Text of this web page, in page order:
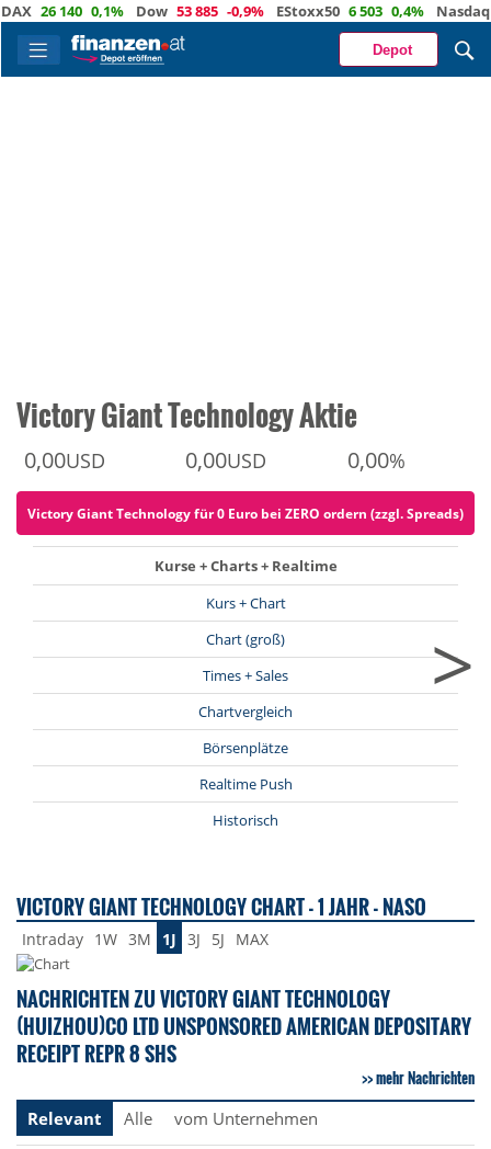
26 140 0,1% Dow 53 885 -0,9% EStoxx50 6 503 0,4% Nasdaq 29
Depot
Victory Giant Technology Aktie
0,00USD 0,00USD 0,00%
Victory Giant Technology für 0 Euro bei ZERO ordern (zzgl. Spreads)
Kurse + Charts + Realtime
Kurs + Chart
Chart (groß)
Times + Sales
Chartvergleich
Börsenplätze
Realtime Push
Historisch
>
VICTORY GIANT TECHNOLOGY CHART - 1 JAHR - NASO
Intraday 1W 3M 1J 3J 5J MAX
NACHRICHTEN ZU VICTORY GIANT TECHNOLOGY
(HUIZHOU)CO LTD UNSPONSORED AMERICAN DEPOSITARY
RECEIPT REPR 8 SHS
mehr Nachrichten
Relevant
Alle vom Unternehmen